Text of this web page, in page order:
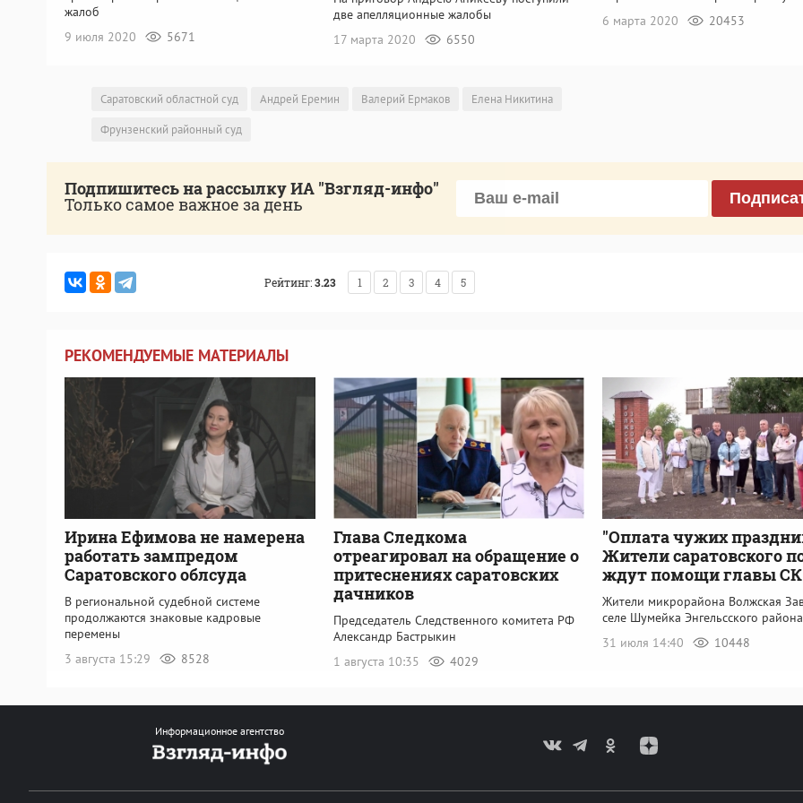
жалоб
9 июля 2020
5671
две апелляционные жалобы
17 марта 2020
6550
6 марта 2020
20453
Саратовский областной суд Андрей Еремин Валерий Ермаков
Елена Никитина
Фрунзенский районный суд
Подпишитесь на рассылку ИА "Взгляд-инфо"
Только самое важное за день
Рейтинг:3.23 1 2 3 4 5
РЕКОМЕНДУЕМЫЕ МАТЕРИАЛЫ
Ирина Ефимова не намерена
работать зампредом
Саратовского облсуда
В региональной судебной системе
продолжаются знаковые кадровые
перемены
3 августа 15:29
8528
Глава Следкома
отреагировал на обращение о
притеснениях саратовских
дачников
Председатель Следственного комитета РФ
Александр Бастрыкин
1 августа 10:35
4029
"Оплата чужих
Жители саратовского
ждут помощи главы СК
Жители микрорайона Волжская
селе Шумейка Энгельсского района
31 июля 14:40
10448
Информационное агентство